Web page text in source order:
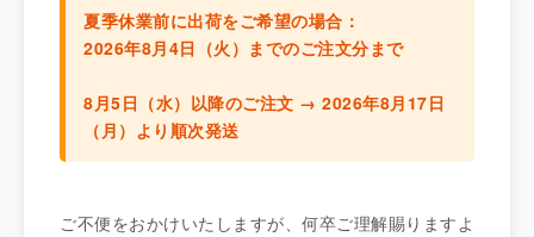
夏季休業前に出荷をご希望の場合：
2026年8月4日（火）までのご注文分まで
8月5日（水）以降のご注文 → 2026年8月17日
（月）より順次発送
ご不便をおかけいたしますが、何卒ご理解賜りますよ